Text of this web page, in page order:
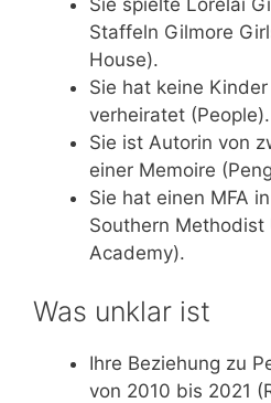
Staffeln Gilmore
House).
Sie hat keine
verheiratet (People).
Sie ist Autorin von
einer Memoire
Sie hat einen MFA
Southern Methodist
Academy).
Was unklar ist
Ihre Beziehung zu
von 2010 bis 2021